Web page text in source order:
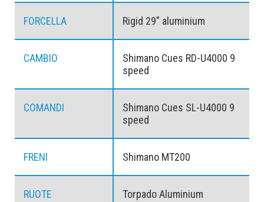
FORCELLA Rigid 29" aluminium
CAMBIO
Shimano Cues RD-U4000 9
speed
COMANDI
Shimano Cues SL-U4000 9
speed
FRENI Shimano MT200
RUOTE Torpado Aluminium